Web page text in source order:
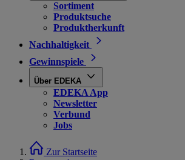
Sortiment
Produktsuche
Produktherkunft
Nachhaltigkeit
Gewinnspiele
Über EDEKA
EDEKA App
Newsletter
Verbund
Jobs
Zur Startseite